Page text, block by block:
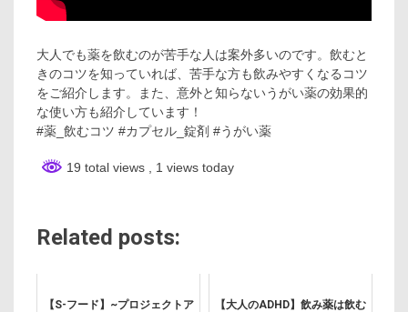
大人でも薬を飲むのが苦手な人は案外多いのです。飲むと
きのコツを知っていれば、苦手な方も飲みやすくなるコツ
をご紹介します。また、意外と知らないうがい薬の効果的
な使い方も紹介しています！
#薬_飲むコツ #カプセル_錠剤 #うがい薬
19 total views , 1 views today
Related posts:
【S-フード】~プロジェクトア
【大人のADHD】飲み薬は飲む